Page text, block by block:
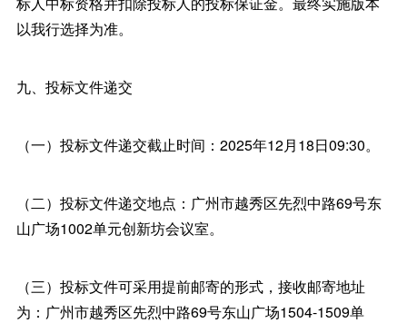
以我行选择为准。
九、投标文件递交
（一）投标文件递交截止时间：2025年12月18日09:30。
（二）投标文件递交地点：广州市越秀区先烈中路69号东
山广场1002单元创新坊会议室。
（三）投标文件可采用提前邮寄的形式，接收邮寄地址
为：广州市越秀区先烈中路69号东山广场1504-1509单